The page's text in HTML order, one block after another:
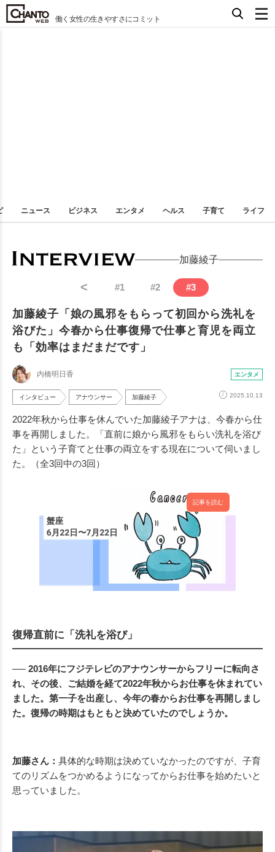
働く女性の生きやすさにコミット
ニュース ビジネス エンタメ ヘルス 子育て ライフ
加藤綾子
< #1 #2 #3
加藤綾子「娘の風邪をもらって初回から洗礼を
浴びた」今春から仕事復帰で仕事と育児を両立
も「効率はまだまだです」
内橋明日香 エンタメ
インタビュー アナウンサー 加藤綾子 2025.10.13
2022年秋から仕事を休んでいた加藤綾子アナは、今春から仕
事を再開しました。「直前に娘から風邪をもらい洗礼を浴び
た」という子育てと仕事の両立をする現在について伺いまし
た。（全3回中の3回）
記事を読む
復帰直前に「洗礼を浴び」
── 2016年にフジテレビのアナウンサーからフリーに転向さ
れ、その後、ご結婚を経て2022年秋からお仕事を休まれてい
ました。第一子を出産し、今年の春からお仕事を再開しまし
た。復帰の時期はもともと決めていたのでしょうか。
加藤さん： 具体的な時期は決めていなかったのですが、子育
てのリズムをつかめるようになってからお仕事を始めたいと
思っていました。